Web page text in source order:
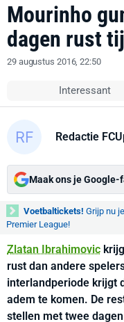
Mourinho
dagen rust
29 augustus 2016, 22:50
Interessant
Redactie
Maak ons je Google-
Voetbaltickets! Grijp nu
Premier League!
Zlatan Ibrahimovic
rust dan andere
interlandperiode krijgt
adem te komen. De
stellen met twee